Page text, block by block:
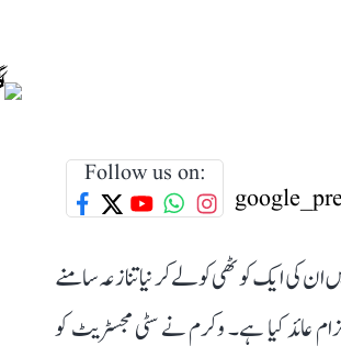
Follow us on:
ان کی ایک کوٹھی کو لے کر نیا تنازعہ سامنے
عائد کیا ہے۔ وکرم نے سٹی مجسٹریٹ کو